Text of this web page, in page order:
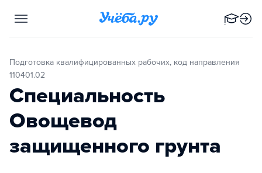
Подготовка квалифицированных рабочих, код направления
110401.02
Специальность
Овощевод
защищенного грунта